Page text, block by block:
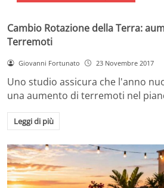
Cambio Rotazione della Terra:
Terremoti
Giovanni Fortunato 23 Novembre 2017
Uno studio assicura che l'anno
una aumento di terremoti nel
Leggi di più